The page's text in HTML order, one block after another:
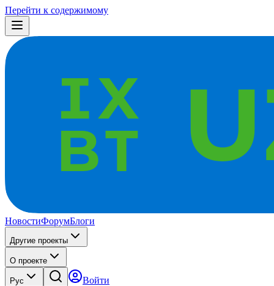
Перейти к содержимому
НовостиФорумБлоги
Другие проекты
О проекте
Рус Войти